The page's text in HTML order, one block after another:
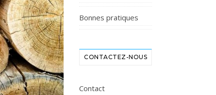
Bonnes pratiques
CONTACTEZ-NOUS
Contact